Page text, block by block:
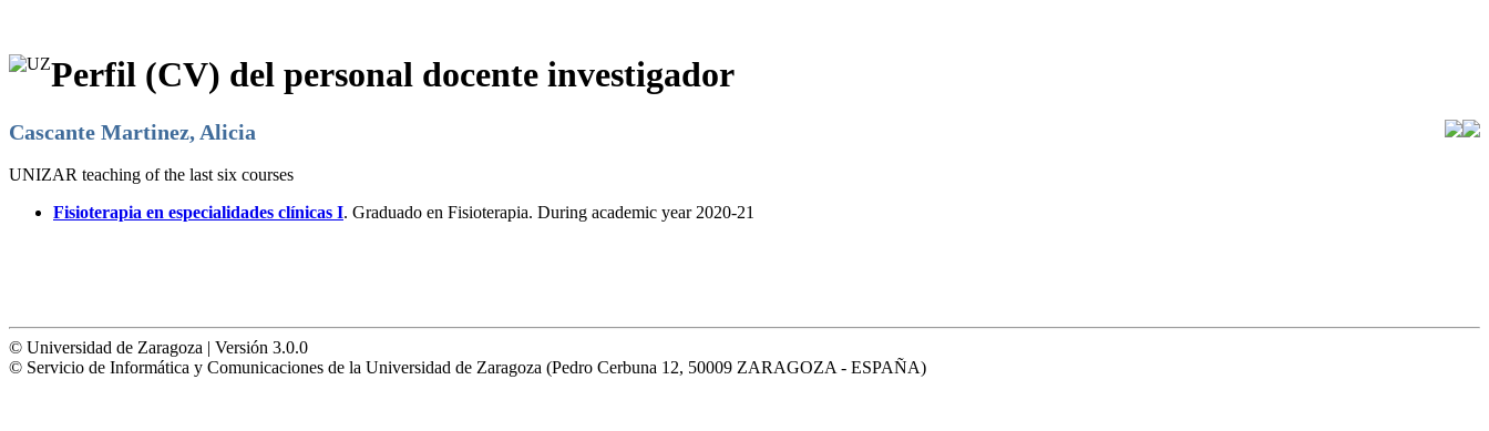
Perfil (CV) del personal docente investigador
Cascante Martinez, Alicia
UNIZAR teaching of the last six courses
Fisioterapia en especialidades clínicas I. Graduado en Fisioterapia. During academic year 2020-21
© Universidad de Zaragoza | Versión 3.0.0
© Servicio de Informática y Comunicaciones de la Universidad de Zaragoza (Pedro Cerbuna 12, 50009 ZARAGOZA - ESPAÑA)